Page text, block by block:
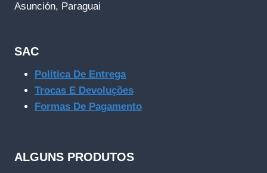
Asunción, Paraguai
SAC
Política De Entrega
Trocas E Devoluções
Formas De Pagamento
ALGUNS PRODUTOS